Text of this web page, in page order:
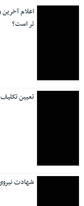
اعلام
تر است؟
تعیین
شهادت